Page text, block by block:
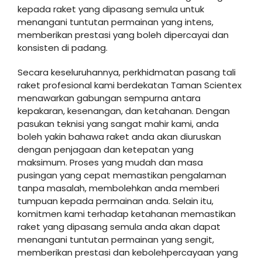
kepada raket yang dipasang semula untuk
menangani tuntutan permainan yang intens,
memberikan prestasi yang boleh dipercayai dan
konsisten di padang.
Secara keseluruhannya, perkhidmatan pasang tali
raket profesional kami berdekatan Taman Scientex
menawarkan gabungan sempurna antara
kepakaran, kesenangan, dan ketahanan. Dengan
pasukan teknisi yang sangat mahir kami, anda
boleh yakin bahawa raket anda akan diuruskan
dengan penjagaan dan ketepatan yang
maksimum. Proses yang mudah dan masa
pusingan yang cepat memastikan pengalaman
tanpa masalah, membolehkan anda memberi
tumpuan kepada permainan anda. Selain itu,
komitmen kami terhadap ketahanan memastikan
raket yang dipasang semula anda akan dapat
menangani tuntutan permainan yang sengit,
memberikan prestasi dan kebolehpercayaan yang